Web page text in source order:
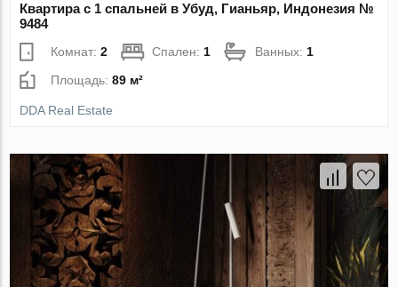
Квартира с 1 спальней в Убуд, Гианьяр, Индонезия №
9484
Комнат:2 Спален:1 Ванных:1
Площадь:89 м²
DDA Real Estate